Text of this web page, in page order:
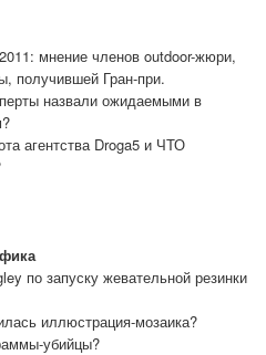
мнение членов outdoor-жюри,
получившей Гран-при.
назвали ожидаемыми в
агентства Droga5 и ЧТО
по запуску жевательной резинки
иллюстрация-мозаика?
убийцы?